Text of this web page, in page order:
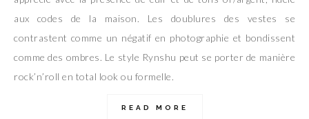
aux codes de la maison. Les doublures des vestes se
contrastent comme un négatif en photographie et bondissent
comme des ombres. Le style Rynshu peut se porter de manière
rock’n’roll en total look ou formelle.
READ MORE